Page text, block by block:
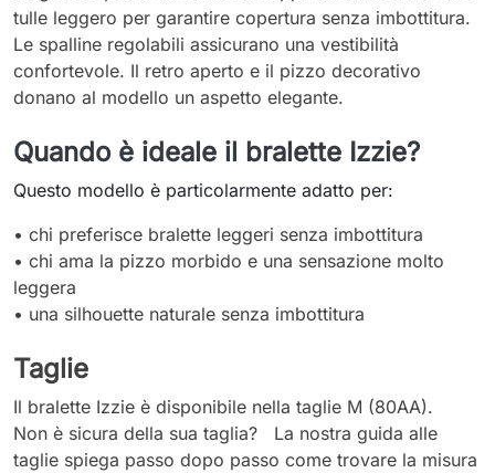
tulle leggero per garantire copertura senza imbottitura.
Le spalline regolabili assicurano una vestibilità
confortevole. Il retro aperto e il pizzo decorativo
donano al modello un aspetto elegante.
Quando è ideale il bralette Izzie?
Questo modello è particolarmente adatto per:
• chi preferisce bralette leggeri senza imbottitura
• chi ama la pizzo morbido e una sensazione molto
leggera
• una silhouette naturale senza imbottitura
Taglie
Il bralette Izzie è disponibile nella taglie M (80AA).
Non è sicura della sua taglia? La nostra guida alle
taglie spiega passo dopo passo come trovare la misura